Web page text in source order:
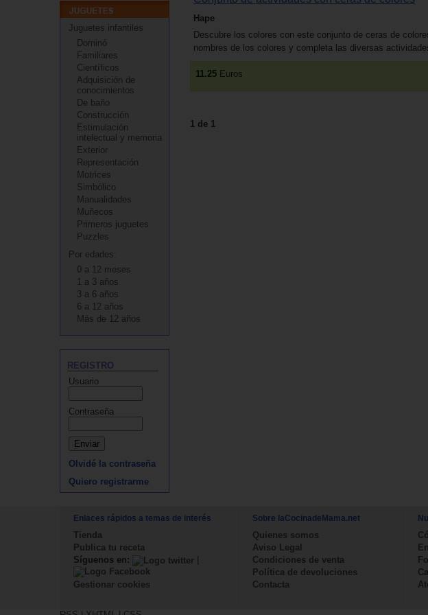
Juguetes infantiles
Dominó
Familiares
Científicos
Adquisición de
conocimientos
De baño
Construcción
Estimulación
intelectual y memoria
Exterior
Representación
Motrices
Simbólico
Manualidades
Muñecos
Primeros juguetes
Puzzles
Por edades:
0 a 12 meses
1 a 3 años
3 a 6 años
6 a 12 años
Más de 12 años
REGISTRO
Usuario
Contraseña
Olvidé la contraseña
Quiero registrarme
Hape
Descubre los colores con este conjunto de ceras de
nombres de los colores y completa las diversas
11.25 Euros
1 de 1
Enlaces rápidos a temas de interés
Tienda
Publica tu receta
Síguenos en:
Gestionar cookies
Sobre laCocinadeMama.net
Quienes somos
Aviso Legal
Condiciones de venta
Política de devoluciones
Contacta